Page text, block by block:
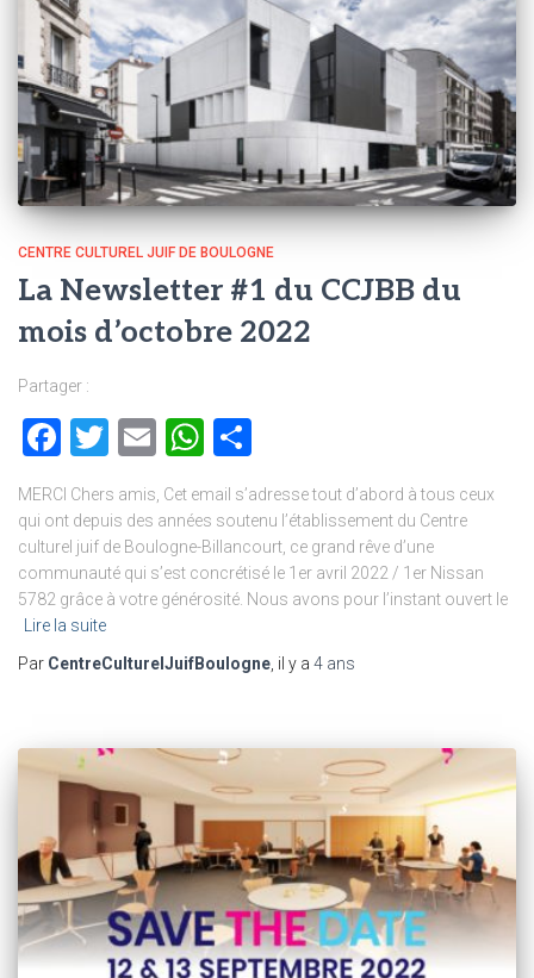
CENTRE CULTUREL JUIF DE BOULOGNE
La Newsletter #1 du CCJBB du
mois d’octobre 2022
Partager :
Facebook
Twitter
EmailWhatsApp
MERCI Chers amis, Cet email s’adresse tout d’abord à tous ceux
qui ont depuis des années soutenu l’établissement du Centre
culturel juif de Boulogne-Billancourt, ce grand rêve d’une
communauté qui s’est concrétisé le 1er avril 2022 / 1er Nissan
5782 grâce à votre générosité. Nous avons pour l’instant ouvert le
Lire la suite
Par CentreCulturelJuifBoulogne , il y a 4 ans